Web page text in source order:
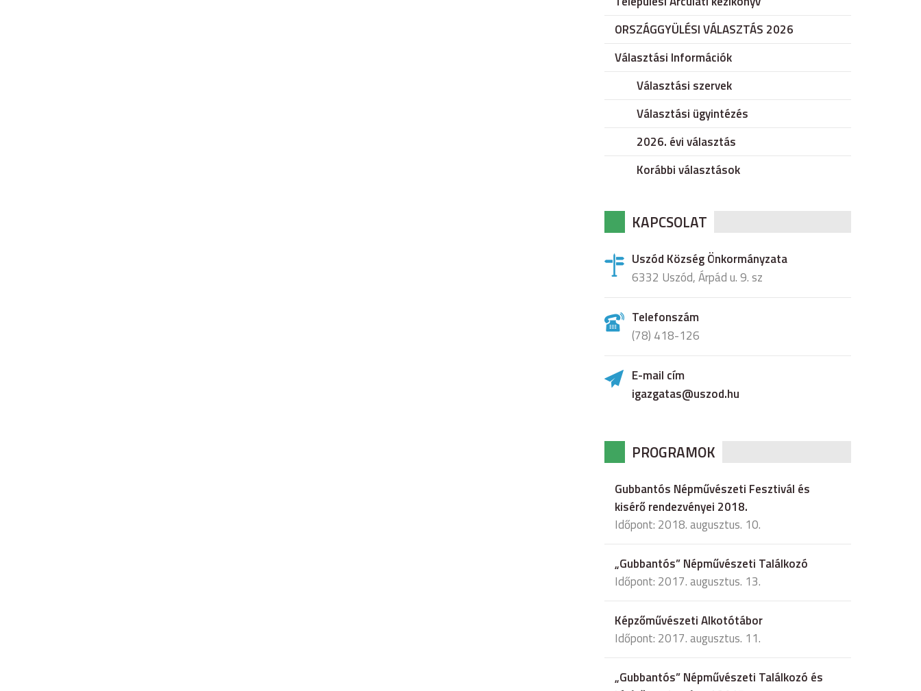
ORSZÁGGYÜLÉSI VÁLASZTÁS 2026
Választási Információk
Választási szervek
Választási ügyintézés
2026. évi választás
Korábbi választások
KAPCSOLAT
Uszód Község Önkormányzata
6332 Uszód, Árpád u. 9. sz
Telefonszám
(78) 418-126
E-mail cím
igazgatas@uszod.hu
PROGRAMOK
Gubbantós Népművészeti Fesztivál és
kisérő rendezvényei 2018.
Időpont: 2018. augusztus. 10.
„Gubbantós” Népművészeti Találkozó
Időpont: 2017. augusztus. 13.
Képzőművészeti Alkotótábor
Időpont: 2017. augusztus. 11.
„Gubbantós” Népművészeti Találkozó és